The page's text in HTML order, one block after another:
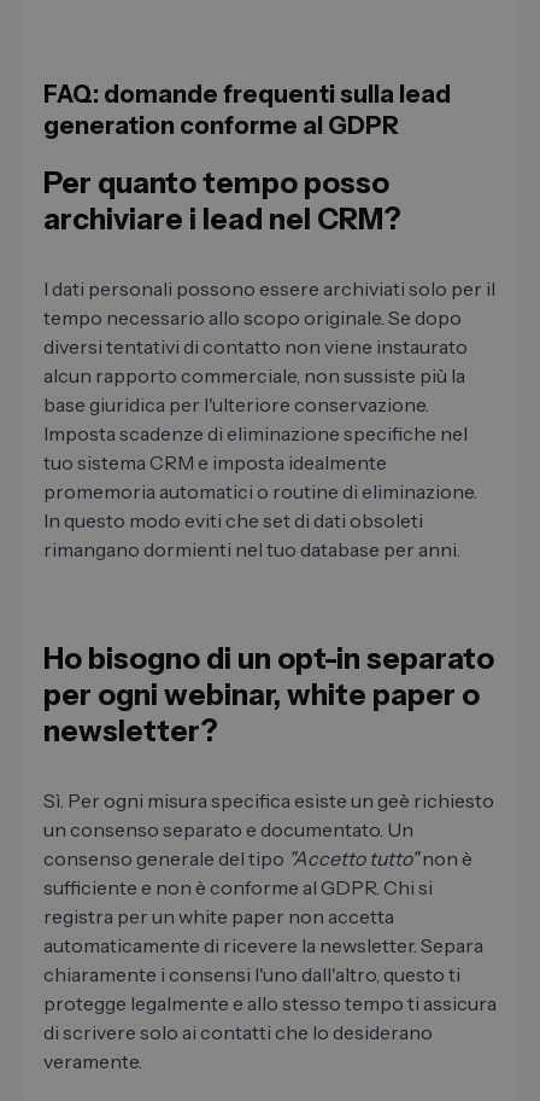
FAQ: domande frequenti sulla lead
generation conforme al GDPR
Per quanto tempo posso
archiviare i lead nel CRM?
I dati personali possono essere archiviati solo per il
tempo necessario allo scopo originale. Se dopo
diversi tentativi di contatto non viene instaurato
alcun rapporto commerciale, non sussiste più la
base giuridica per l'ulteriore conservazione.
Imposta scadenze di eliminazione specifiche nel
tuo sistema CRM e imposta idealmente
promemoria automatici o routine di eliminazione.
In questo modo eviti che set di dati obsoleti
rimangano dormienti nel tuo database per anni.
Ho bisogno di un opt-in separato
per ogni webinar, white paper o
newsletter?
Sì. Per ogni misura specifica esiste un geè richiesto
un consenso separato e documentato. Un
consenso generale del tipo "Accetto tutto"non è
sufficiente e non è conforme al GDPR. Chi si
registra per un white paper non accetta
automaticamente di ricevere la newsletter. Separa
chiaramente i consensi l'uno dall'altro, questo ti
protegge legalmente e allo stesso tempo ti assicura
di scrivere solo ai contatti che lo desiderano
veramente.